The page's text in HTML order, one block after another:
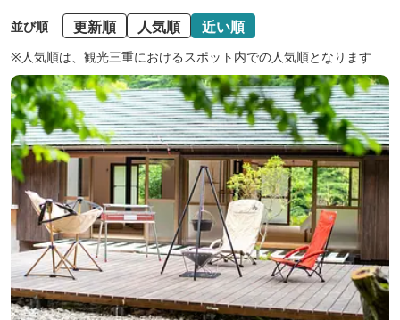
並び順 更新順 人気順 近い順
※人気順は、観光三重におけるスポット内での人気順となります